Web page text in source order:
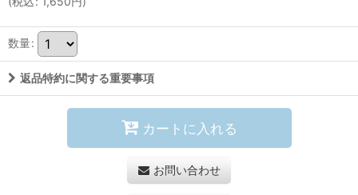
数量:
返品特約に関する重要事項
カートに入れる
お問い合わせ